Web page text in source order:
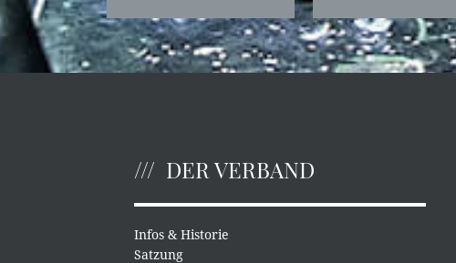
DER VERBAND
Infos & Historie
Satzung